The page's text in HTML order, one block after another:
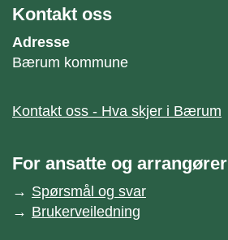
Kontakt oss
Adresse
Bærum kommune
Kontakt oss - Hva skjer i Bærum
For ansatte og arrangører
Spørsmål og svar
Brukerveiledning